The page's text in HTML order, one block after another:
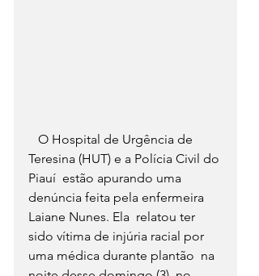
Teresina (HUT) e a Polícia Civil do
Piauí  estão apurando uma
denúncia feita pela enfermeira
Laiane Nunes. Ela  relatou ter
sido vítima de injúria racial por
uma médica durante plantão  na